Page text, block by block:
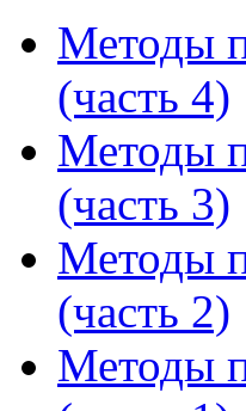
Методы
(часть 4)
Методы
(часть 3)
Методы
(часть 2)
Методы